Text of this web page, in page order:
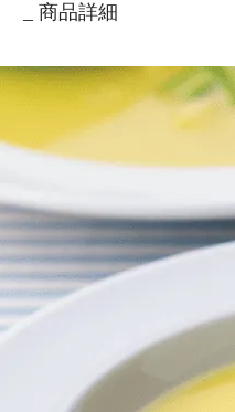
商品詳細